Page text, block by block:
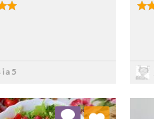
Dodaj do ulubionych